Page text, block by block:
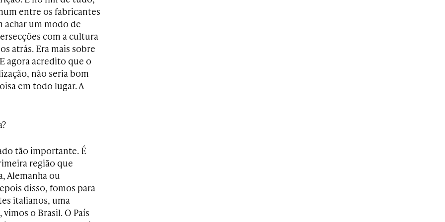
entre os fabricantes
achar um modo de
com a cultura
atrás. Era mais sobre
agora acredito que o
não seria bom
em todo lugar. A
tão importante. É
região que
Alemanha ou
disso, fomos para
italianos, uma
o Brasil. O País